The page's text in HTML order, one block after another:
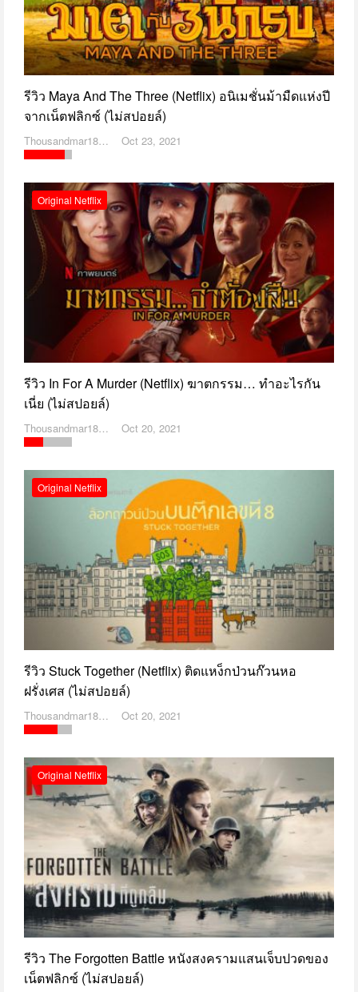
รีวิว Maya And The Three (Netflix) อนิเมชั่นม้ามืดแห่งปี
จากเน็ตฟลิกซ์ (ไม่สปอยล์)
Thousandmar1869 Oct 23, 2021
Original Netflix
รีวิว In For A Murder (Netflix) ฆาตกรรม… ทำอะไรกัน
เนี่ย (ไม่สปอยล์)
Thousandmar1869 Oct 20, 2021
Original Netflix
รีวิว Stuck Together (Netflix) ติดแหง็กป่วนก๊วนหอ
ฝรั่งเศส (ไม่สปอยล์)
Thousandmar1869 Oct 20, 2021
Original Netflix
รีวิว The Forgotten Battle หนังสงครามแสนเจ็บปวดของ
เน็ตฟลิกซ์ (ไม่สปอยล์)